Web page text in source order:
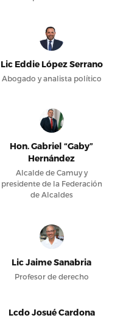
Lic Eddie López Serrano
Abogado y analista político
Hon. Gabriel “Gaby”
Hernández
Alcalde de Camuy y
presidente de la Federación
de Alcaldes
Lic Jaime Sanabria
Profesor de derecho
Lcdo Josué Cardona